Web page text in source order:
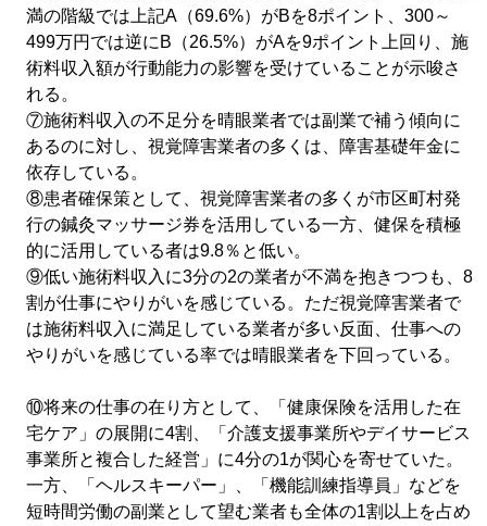
満の階級では上記A（69.6%）がBを8ポイント、300～
499万円では逆にB（26.5%）がAを9ポイント上回り、施
術料収入額が行動能力の影響を受けていることが示唆さ
れる。
⑦施術料収入の不足分を晴眼業者では副業で補う傾向に
あるのに対し、視覚障害業者の多くは、障害基礎年金に
依存している。
⑧患者確保策として、視覚障害業者の多くが市区町村発
行の鍼灸マッサージ券を活用している一方、健保を積極
的に活用している者は9.8％と低い。
⑨低い施術料収入に3分の2の業者が不満を抱きつつも、8
割が仕事にやりがいを感じている。ただ視覚障害業者で
は施術料収入に満足している業者が多い反面、仕事への
やりがいを感じている率では晴眼業者を下回っている。
⑩将来の仕事の在り方として、「健康保険を活用した在
宅ケア」の展開に4割、「介護支援事業所やデイサービス
事業所と複合した経営」に4分の1が関心を寄せていた。
一方、「ヘルスキーパー」、「機能訓練指導員」などを
短時間労働の副業として望む業者も全体の1割以上を占め